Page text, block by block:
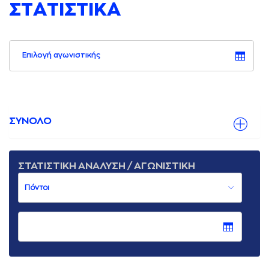
ΣΤAΤΙΣΤΙΚA
Επιλογή αγωνιστικής
ΣΥΝΟΛΟ
ΣΤΑΤΙΣΤΙΚΗ ΑΝΑΛΥΣΗ / ΑΓΩΝΙΣΤΙΚΗ